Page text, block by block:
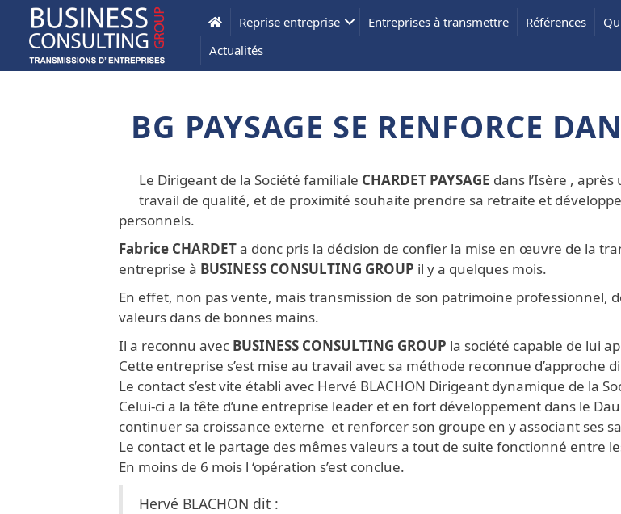
Reprise entreprise Entreprises à transmettre Références
Actualités
BG PAYSAGE SE RENFORCE
Le Dirigeant de la Société familiale CHARDET PAYSAGE dans l’Isère ,
travail de qualité, et de proximité souhaite prendre sa retraite et
personnels.
Fabrice CHARDETa donc pris la décision de confier la mise en œuvre de la
entreprise à BUSINESS CONSULTING GROUP il y a quelques mois.
En effet, non pas vente, mais transmission de son patrimoine professionnel,
valeurs dans de bonnes mains.
Il a reconnu avec BUSINESS CONSULTING GROUP la société capable de lui
Cette entreprise s’est mise au travail avec sa méthode reconnue d’approche
Le contact s’est vite établi avec Hervé BLACHON Dirigeant dynamique de la
Celui-ci a la tête d’une entreprise leader et en fort développement dans le
continuer sa croissance externe et renforcer son groupe en y associant ses
Le contact et le partage des mêmes valeurs a tout de suite fonctionné entre
En moins de 6 mois l ‘opération s’est conclue.
Hervé BLACHON dit :